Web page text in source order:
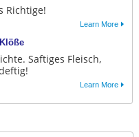
Richtige!
Learn More
Saftiges Fleisch,
Learn More